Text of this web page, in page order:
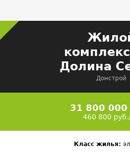
Долина
Донстрой
31 800 000
460 800
Класс жилья: